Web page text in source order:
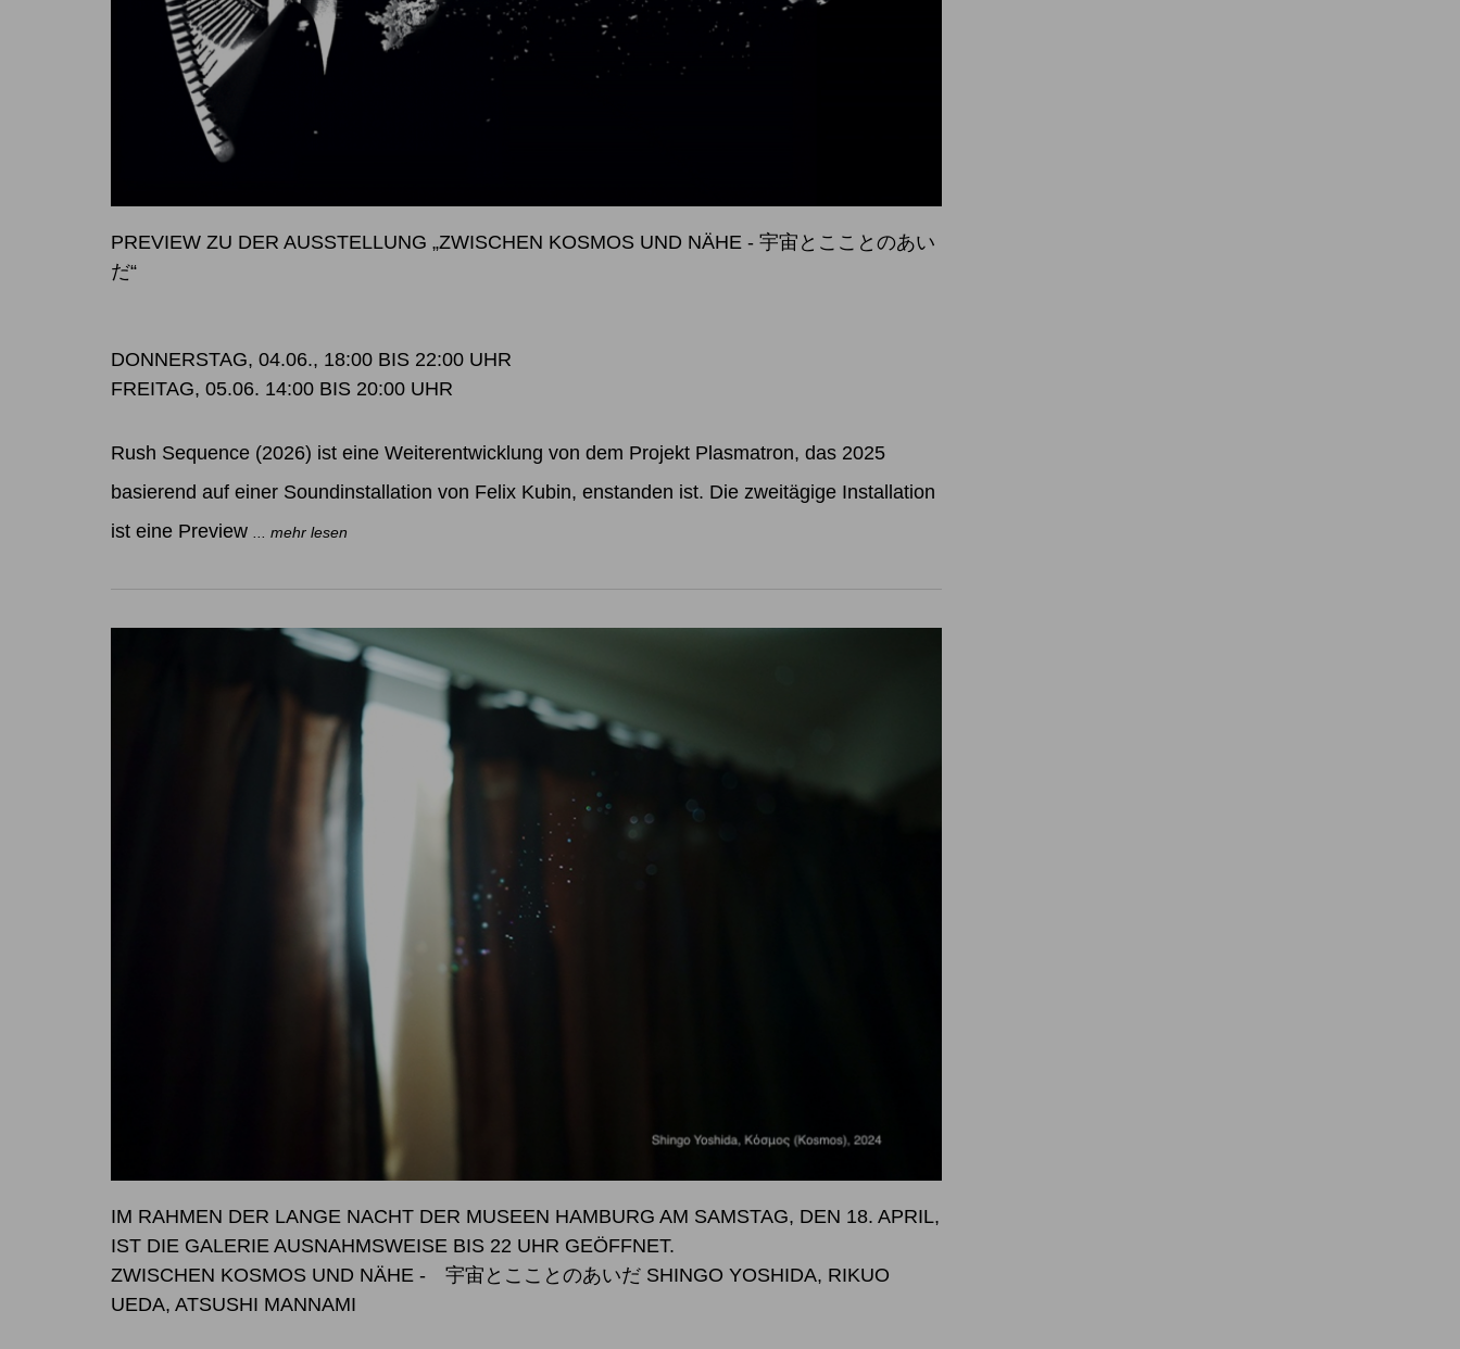
PREVIEW ZU DER AUSSTELLUNG „ZWISCHEN KOSMOS UND NÄHE - 宇宙とこことのあい
だ“
DONNERSTAG, 04.06., 18:00 BIS 22:00 UHR
FREITAG, 05.06. 14:00 BIS 20:00 UHR
Rush Sequence (2026) ist eine Weiterentwicklung von dem Projekt Plasmatron, das 2025
basierend auf einer Soundinstallation von Felix Kubin, enstanden ist. Die zweitägige Installation
ist eine Preview
... mehr lesen
IM RAHMEN DER LANGE NACHT DER MUSEEN HAMBURG AM SAMSTAG, DEN 18. APRIL,
IST DIE GALERIE AUSNAHMSWEISE BIS 22 UHR GEÖFFNET.
ZWISCHEN KOSMOS UND NÄHE - 宇宙とこことのあいだ SHINGO YOSHIDA, RIKUO
UEDA, ATSUSHI MANNAMI